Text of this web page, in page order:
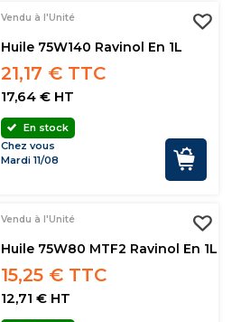
Vendu à l'Unité
Huile 75W140 Ravinol En 1L
21,17 € TTC
17,64 € HT
En stock
Chez vous
Mardi 11/08
Vendu à l'Unité
Huile 75W80 MTF2 Ravinol En 1L
15,25 € TTC
12,71 € HT